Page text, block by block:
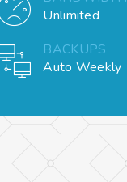
Unlimited
BACKUPS
Auto Weekly